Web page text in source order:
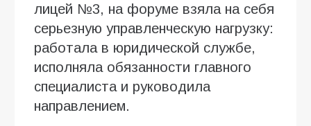
лицей №3, на форуме взяла на себя
серьезную управленческую нагрузку:
работала в юридической службе,
исполняла обязанности главного
специалиста и руководила
направлением.